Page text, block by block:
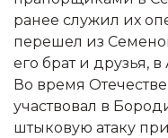
ранее служил их
перешел из
его брат и друзья,
Во время
участвовал в
штыковую атаку